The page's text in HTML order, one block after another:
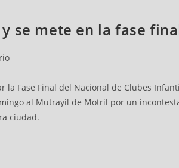
se mete en la fase
Fase Final del Nacional de Clubes
al Mutrayil de Motril por un
ciudad.